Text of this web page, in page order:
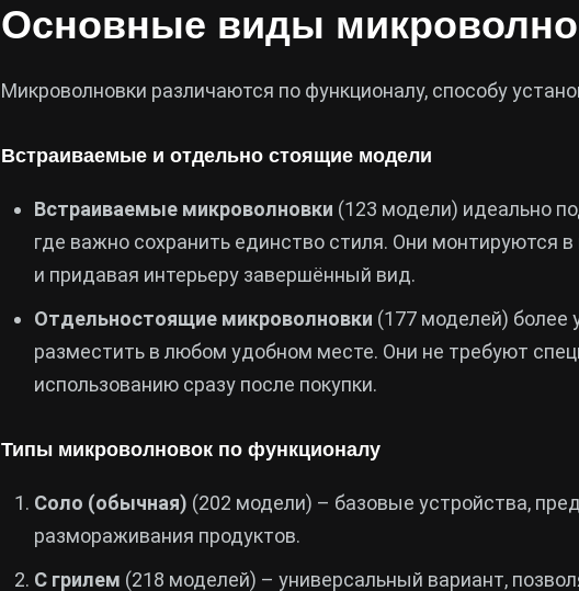
Основные виды
Микроволновки различаются по функционалу, способу
Встраиваемые и отдельно стоящие модели
Встраиваемые микроволновки (123 модели) идеально
где важно сохранить единство стиля. Они монтируются
и придавая интерьеру завершённый вид.
Отдельностоящие микроволновки (177 моделей) более
разместить в любом удобном месте. Они не требуют
использованию сразу после покупки.
Типы микроволновок по функционалу
Соло (обычная) (202 модели) – базовые устройства,
размораживания продуктов.
С грилем (218 моделей) – универсальный вариант,